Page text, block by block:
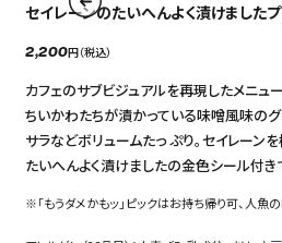
セイレーンのたいへんよく漬けました
2,200円（税込）
カフェのサブビジュアルを再現したメニュー
ちいかわたちが漬かっている味噌風味のグ
サラなどボリュームたっ ぷり。セイレーン
たいへんよく漬けましたの金色シール付き
※「もうダメかもッ」ピックはお持ち帰り可、人魚